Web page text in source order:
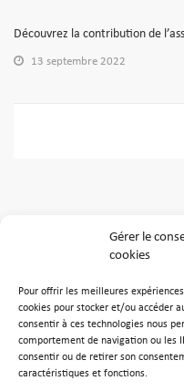
Gérer le
cookies
Pour offrir les meilleures
cookies pour stocker et/ou accéder
consentir à ces technologies nous
comportement de navigation ou les
consentir ou de retirer son
caractéristiques et fonctions.
Découvrez la contribution de
13 septembre 2022
Archives
Aucune archive à afficher.
Catégories
Aucune catégorie